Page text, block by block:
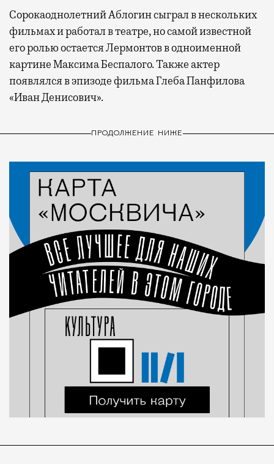
Сорокаоднолетний Аблогин сыграл в нескольких
фильмах и работал в театре, но самой известной
его ролью остается Лермонтов в одноименной
картине Максима Беспалого. Также актер
появлялся в эпизоде фильма Глеба Панфилова
«Иван Денисович».
ПРОДОЛЖЕНИЕ НИЖЕ